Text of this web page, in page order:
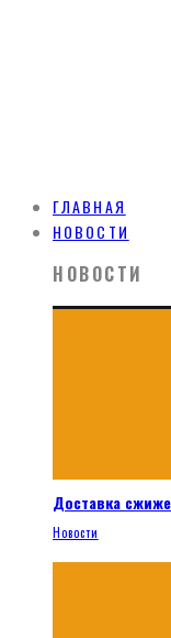
ГЛАВНАЯ
НОВОСТИ
НОВОСТИ
Доставка
Новости